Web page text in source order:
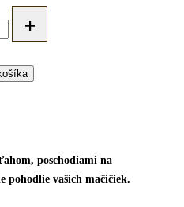
poschodiami na
pohodlie vašich mačičiek.